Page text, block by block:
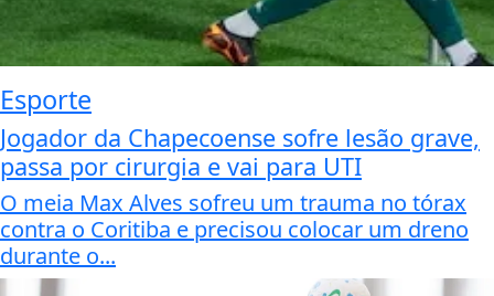
Esporte
Jogador da Chapecoense sofre lesão grave,
passa por cirurgia e vai para UTI
O meia Max Alves sofreu um trauma no tórax
contra o Coritiba e precisou colocar um dreno
durante o...